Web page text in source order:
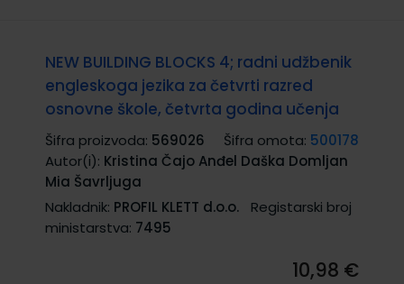
NEW BUILDING BLOCKS 4; radni udžbenik
engleskoga jezika za četvrti razred
osnovne škole, četvrta godina učenja
Šifra proizvoda: 569026 Šifra omota: 500178
Autor(i): Kristina Čajo Anđel Daška Domljan
Mia Šavrljuga
Nakladnik: PROFIL KLETT d.o.o.
Registarski broj
ministarstva: 7495
10,98 €